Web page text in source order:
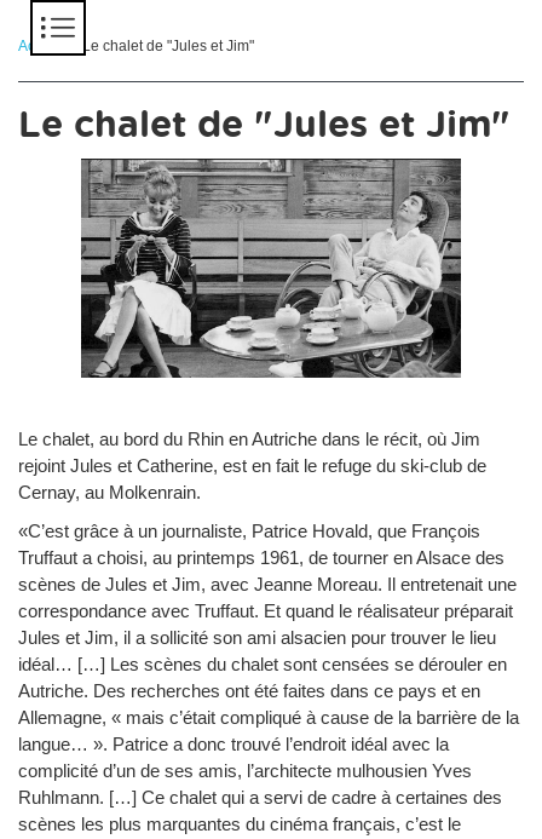
Accueil > Le chalet de "Jules et Jim"
Le chalet de "Jules et Jim"
Le chalet, au bord du Rhin en Autriche dans le récit, où Jim
rejoint Jules et Catherine, est en fait le refuge du ski-club de
Cernay, au Molkenrain.
«C’est grâce à un journaliste, Patrice Hovald, que François
Truffaut a choisi, au printemps 1961, de tourner en Alsace des
scènes de Jules et Jim, avec Jeanne Moreau. Il entretenait une
correspondance avec Truffaut. Et quand le réalisateur préparait
Jules et Jim, il a sollicité son ami alsacien pour trouver le lieu
idéal… […] Les scènes du chalet sont censées se dérouler en
Autriche. Des recherches ont été faites dans ce pays et en
Allemagne, « mais c’était compliqué à cause de la barrière de la
langue… ». Patrice a donc trouvé l’endroit idéal avec la
complicité d’un de ses amis, l’architecte mulhousien Yves
Ruhlmann. […] Ce chalet qui a servi de cadre à certaines des
scènes les plus marquantes du cinéma français, c’est le